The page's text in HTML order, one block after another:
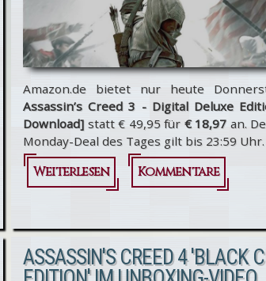
Amazon.de bietet nur heute
Assassin’s Creed 3 - Digital Deluxe
Download]statt € 49,95 für € 18,97an.
Monday-Deal des Tages gilt bis 23:59 Uhr.
Weiterlesen
über
Creed 3 -
Digital
Kommentare
ASSASSIN'S CREED 4 'BLACK